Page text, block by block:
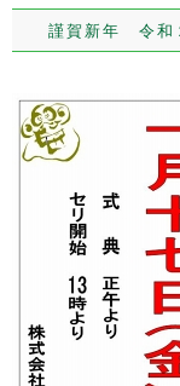
謹賀新年 令和２